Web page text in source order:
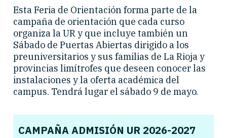
Esta Feria de Orientación forma parte de la
campaña de orientación que cada curso
organiza la UR y que incluye también un
Sábado de Puertas Abiertas dirigido a los
preuniversitarios y sus familias de La Rioja y
provincias limítrofes que deseen conocer las
instalaciones y la oferta académica del
campus. Tendrá lugar el sábado 9 de mayo.
CAMPAÑA ADMISIÓN UR 2026-2027